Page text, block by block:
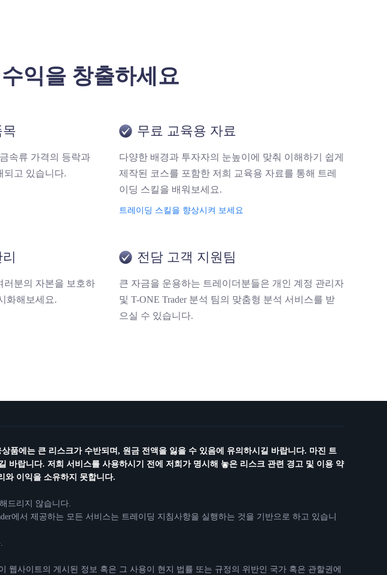
익을 창출하세요
속류 가격의 등락과
되고 있습니다.
무료 교육용 자료
다양한 배경과 투자자의 눈높이에 맞춰 이해하기 쉽게
제작된 코스를 포함한 저희 교육용 자료를 통해 트레
이딩 스킬을 배워보세요.
트레이딩 스킬을 향상시켜 보세요
러분의 자본을 보호하
화해보세요.
전담 고객 지원팀
큰 자금을 운용하는 트레이더분들은 개인 계정 관리자
및 T-ONE Trader 분석 팀의 맞춤형 분석 서비스를 받
으실 수 있습니다.
품에는 큰 리스크가 수반되며, 원금 전액을 잃을 수 있음에 유의하시길 바랍니다. 마진 트
랍니다. 저희 서비스를 사용하시기 전에 저희가 명시해 놓은 리스크 관련 경고 및 이용 약
와 이익을 소유하지 못합니다.
드리지 않습니다.
에서 제공하는 모든 서비스는 트레이딩 지침사항을 실행하는 것을 기반으로 하고 있습니
사이트의 게시된 정보 혹은 그 사용이 현지 법률 또는 규정의 위반인 국가 혹은 관할권에